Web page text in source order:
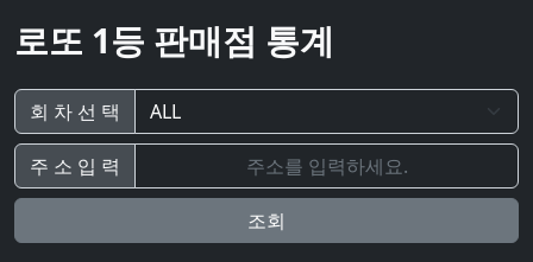
로또 1등 판매점 통계
회 차 선 택
주 소 입 력
조회